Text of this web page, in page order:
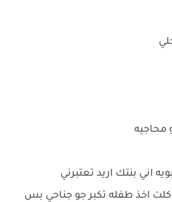
محاجيه
اني بنتك اريد تعتبرني
اخذ طفله تكبر جو جناحي بس